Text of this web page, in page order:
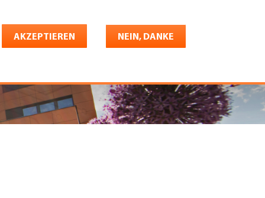
AKZEPTIEREN NEIN, DANKE
Shop Konto Deutsch